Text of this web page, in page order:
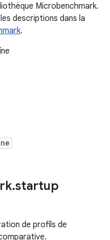
Microbenchmark.
descriptions dans la
.
.startup
de profils de